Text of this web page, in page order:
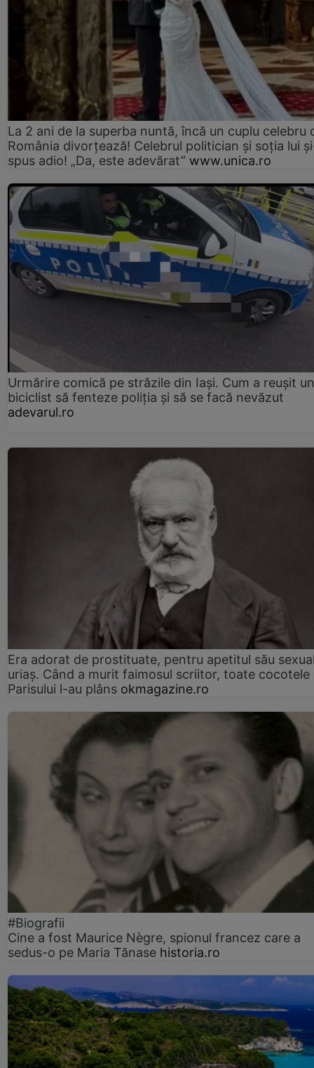
La 2 ani de la superba nuntă, încă un cuplu celebru
România divorțează! Celebrul politician și soția lui
spus adio! „Da, este adevărat” www.unica.ro
Urmărire comică pe străzile din Iași. Cum a reușit un
biciclist să fenteze poliția și să se facă nevăzut
adevarul.ro
Era adorat de prostituate, pentru apetitul său
uriaș. Când a murit faimosul scriitor, toate cocotele
Parisului l-au plâns okmagazine.ro
#Biografii
Cine a fost Maurice Nègre, spionul francez care a
sedus-o pe Maria Tănase historia.ro